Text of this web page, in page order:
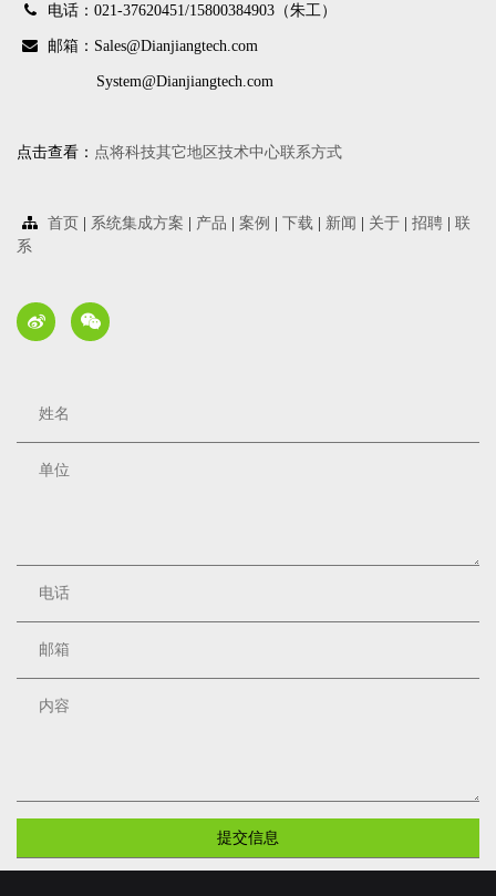
电话：021-37620451/15800384903（朱工）
邮箱：Sales@Dianjiangtech.com
System@Dianjiangtech.com
点击查看： 点将科技其它地区技术中心联系方式
首页 系统集成方案 产品 案例 下载 新闻 关于 招聘
联
系